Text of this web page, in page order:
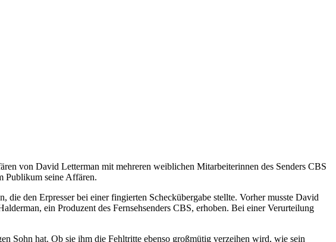
von David Letterman mit mehreren weiblichen Mitarbeiterinnen des Senders CBS
Publikum seine Affären.
den Erpresser bei einer fingierten Scheckübergabe stellte. Vorher musste David
ein Produzent des Fernsehsenders CBS, erhoben. Bei einer Verurteilung
Sohn hat. Ob sie ihm die Fehltritte ebenso großmütig verzeihen wird, wie sein